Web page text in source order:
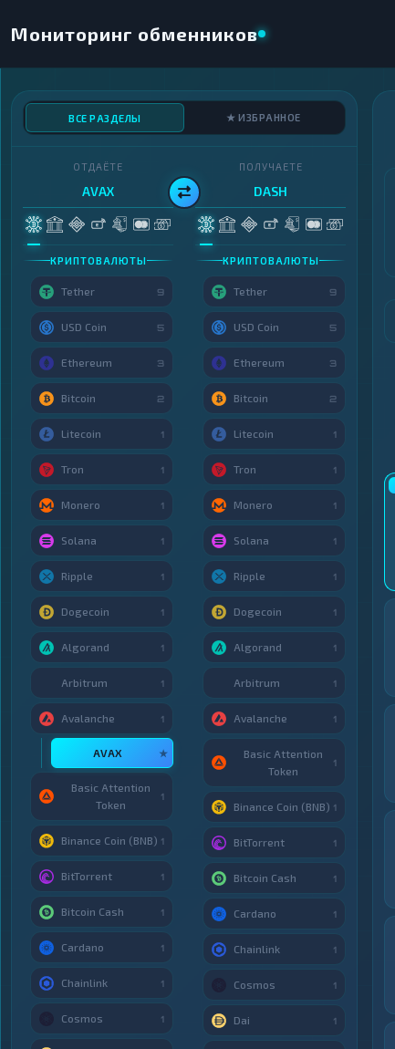
Мониторинг обменников
ВСЕ РАЗДЕЛЫ ★ ИЗБРАННОЕ
ОТДАЁТЕ
AVAX
КРИПТОВАЛЮТЫ
Tether 9
USD Coin 5
Ethereum 3
Bitcoin 2
Litecoin 1
Tron 1
Monero 1
Solana 1
Ripple 1
Dogecoin 1
Algorand 1
Arbitrum 1
Avalanche 1
AVAX ★
Basic Attention
Token
1
Binance Coin (BNB) 1
BitTorrent 1
Bitcoin Cash 1
Cardano 1
Chainlink 1
Cosmos 1
ПОЛУЧАЕТЕ
DASH
КРИПТОВАЛЮТЫ
Tether 9
USD Coin 5
Ethereum 3
Bitcoin 2
Litecoin 1
Tron 1
Monero 1
Solana 1
Ripple 1
Dogecoin 1
Algorand 1
Arbitrum 1
Avalanche 1
Basic Attention
Token
1
Binance Coin (BNB) 1
BitTorrent 1
Bitcoin Cash 1
Cardano 1
Chainlink 1
Cosmos 1
Dai 1